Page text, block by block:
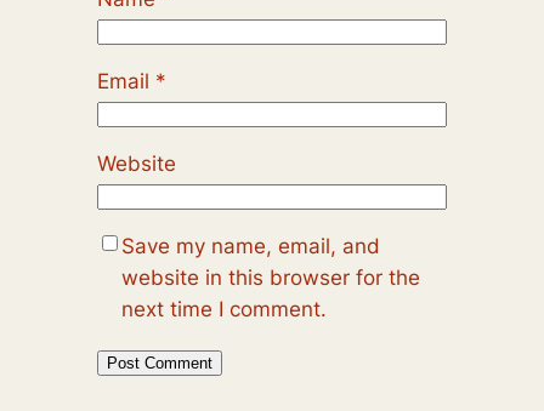
Email *
Website
Save my name, email, and
website in this browser for the
next time I comment.